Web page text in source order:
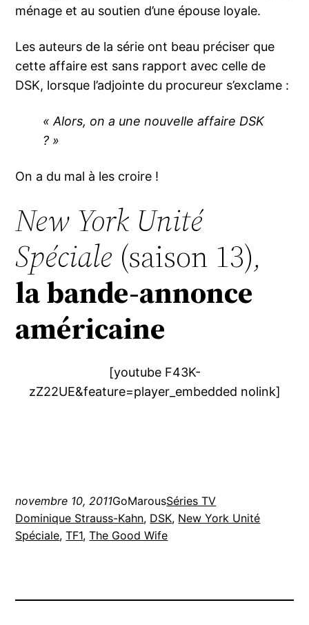
ménage et au soutien d’une épouse loyale.
Les auteurs de la série ont beau préciser que
cette affaire est sans rapport avec celle de
DSK, lorsque l’adjointe du procureur s’exclame :
« Alors, on a une nouvelle affaire DSK
? »
On a du mal à les croire !
New York Unité
Spéciale (saison 13),
la bande-annonce
américaine
[youtube F43K-
zZ22UE&feature=player_embedded nolink]
novembre 10, 2011GoMarousSéries TV
Dominique Strauss-Kahn, DSK, New York Unité
Spéciale, TF1, The Good Wife